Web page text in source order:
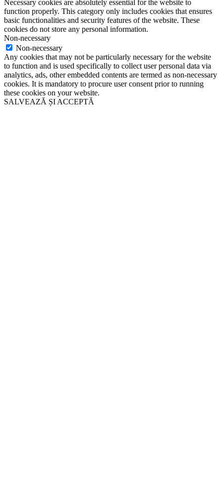
Necessary cookies are absolutely essential for the website to
function properly. This category only includes cookies that ensures
basic functionalities and security features of the website. These
cookies do not store any personal information.
Non-necessary
Non-necessary
Any cookies that may not be particularly necessary for the website
to function and is used specifically to collect user personal data via
analytics, ads, other embedded contents are termed as non-necessary
cookies. It is mandatory to procure user consent prior to running
these cookies on your website.
SALVEAZĂ ȘI ACCEPTĂ